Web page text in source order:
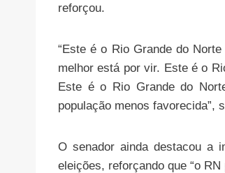
reforçou.
“Este é o Rio Grande do
melhor está por vir. Este é o
Este é o Rio Grande do
população menos favorecida”,
O senador ainda destacou a
eleições, reforçando que “o